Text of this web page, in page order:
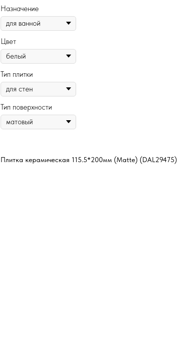
Назначение
Цвет
Тип плитки
Тип поверхности
Плитка керамическая 115.5*200мм (Matte) (DAL29475)